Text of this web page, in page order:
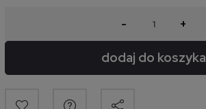
- +
dodaj do koszyka